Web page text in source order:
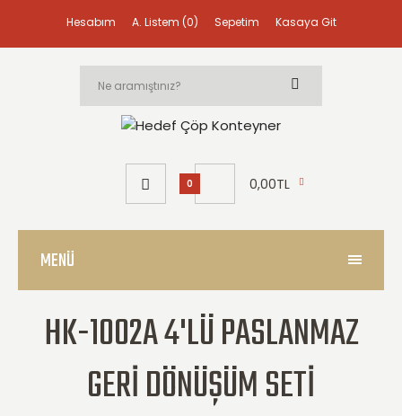
Hesabım A. Listem (0) Sepetim Kasaya Git
0 0,00TL
MENÜ
HK-1002A 4'LÜ PASLANMAZ
GERI DÖNÜŞÜM SETI